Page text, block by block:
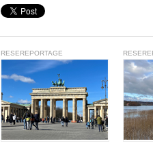
RESEREPORTAGE